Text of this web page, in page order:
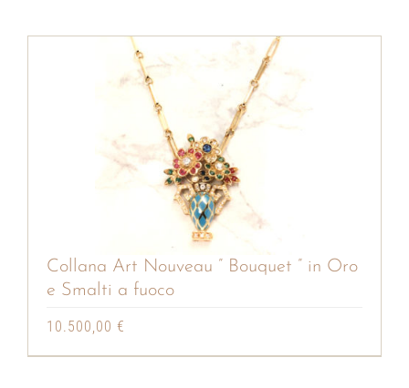
Collana Art Nouveau ” Bouquet ” in Oro
e Smalti a fuoco
10.500,00 €